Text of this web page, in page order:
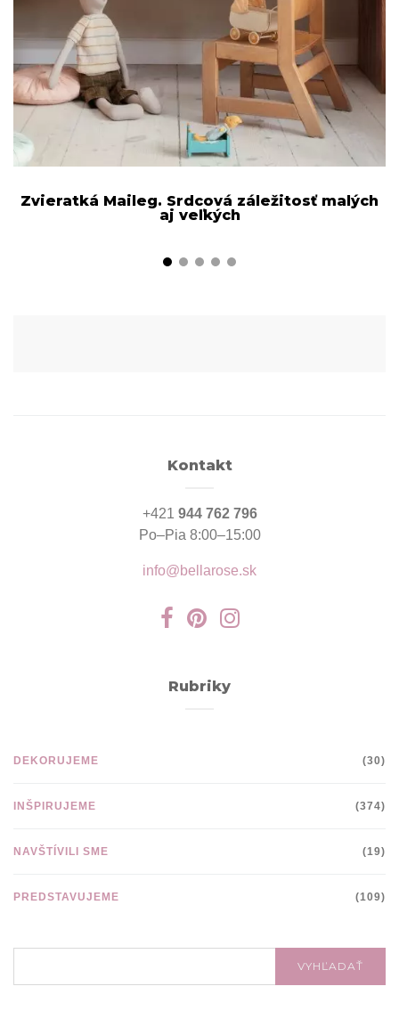
Zvieratká Maileg. Srdcová záležitosť malých
aj veľkých
Kontakt
+421 944 762 796
Po–Pia 8:00–15:00
info@bellarose.sk
Rubriky
DEKORUJEME (30)
INŠPIRUJEME (374)
NAVŠTÍVILI SME (19)
PREDSTAVUJEME (109)
VYHĽADAŤ